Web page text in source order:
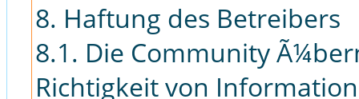
8. Haftung des Betreibers
8.1. Die Community
Richtigkeit von